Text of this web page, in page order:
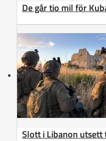
De går tio mil för
Slott i Libanon